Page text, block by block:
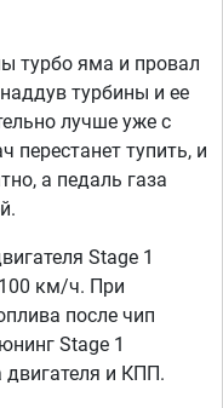
турбо яма и провал
турбины и ее
лучше уже с
перестанет тупить, и
а педаль газа
Stage 1
км/ч. При
после чип
Stage 1
двигателя и КПП.